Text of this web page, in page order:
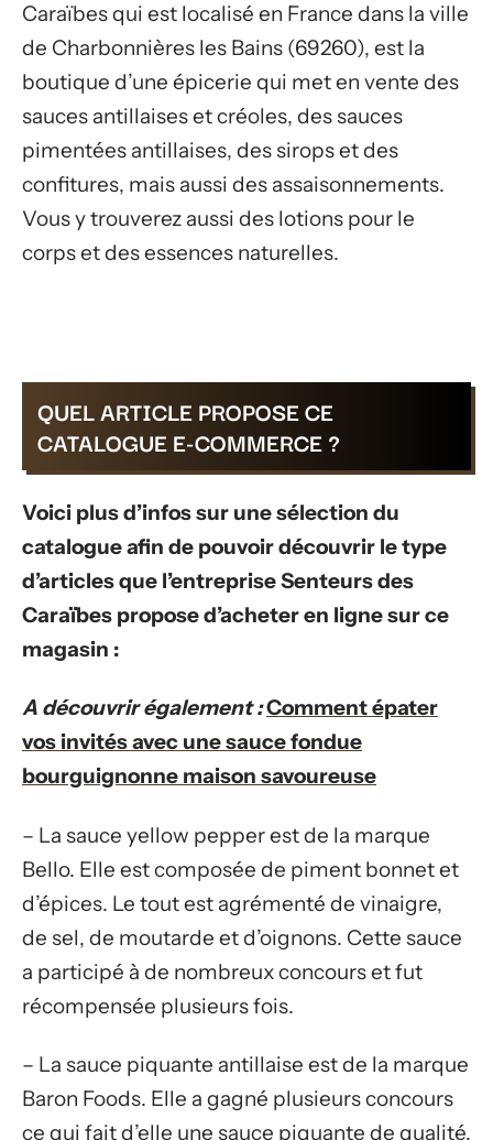
Caraïbes qui est localisé en France dans la ville
de Charbonnières les Bains (69260), est la
boutique d’une épicerie qui met en vente des
sauces antillaises et créoles, des sauces
pimentées antillaises, des sirops et des
confitures, mais aussi des assaisonnements.
Vous y trouverez aussi des lotions pour le
corps et des essences naturelles.
QUEL ARTICLE PROPOSE CE
CATALOGUE E-COMMERCE ?
Voici plus d’infos sur une sélection du
catalogue afin de pouvoir découvrir le type
d’articles que l’entreprise Senteurs des
Caraïbes propose d’acheter en ligne sur ce
magasin :
A découvrir également :Comment épater
vos invités avec une sauce fondue
bourguignonne maison savoureuse
– La sauce yellow pepper est de la marque
Bello. Elle est composée de piment bonnet et
d’épices. Le tout est agrémenté de vinaigre,
de sel, de moutarde et d’oignons. Cette sauce
a participé à de nombreux concours et fut
récompensée plusieurs fois.
– La sauce piquante antillaise est de la marque
Baron Foods. Elle a gagné plusieurs concours
ce qui fait d’elle une sauce piquante de qualité.